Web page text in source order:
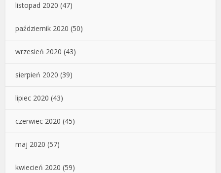
listopad 2020 (47)
październik 2020 (50)
wrzesień 2020 (43)
sierpień 2020 (39)
lipiec 2020 (43)
czerwiec 2020 (45)
maj 2020 (57)
kwiecień 2020 (59)